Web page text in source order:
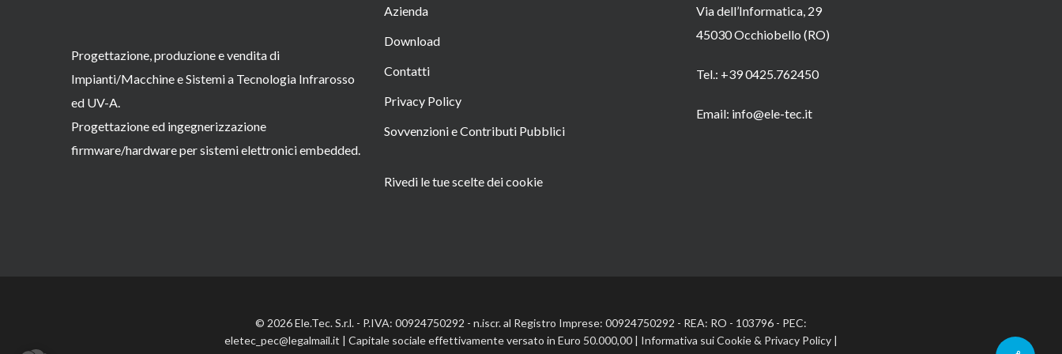
Progettazione, produzione e vendita di
Impianti/Macchine e Sistemi a Tecnologia Infrarosso
ed UV-A.
Progettazione ed ingegnerizzazione
firmware/hardware per sistemi elettronici embedded.
Azienda
Download
Contatti
Privacy Policy
Sovvenzioni e Contributi Pubblici
Rivedi le tue scelte dei cookie
Via dell’Informatica, 29
45030 Occhiobello (RO)
Tel.: +39 0425.762450
Email: info@ele-tec.it
© 2026 Ele.Tec. S.r.l. - P.IVA: 00924750292 - n.iscr. al Registro Imprese: 00924750292 - REA: RO - 103796 - PEC:
eletec_pec@legalmail.it | Capitale sociale effettivamente versato in Euro 50.000,00 | Informativa sui Cookie& Privacy Policy|